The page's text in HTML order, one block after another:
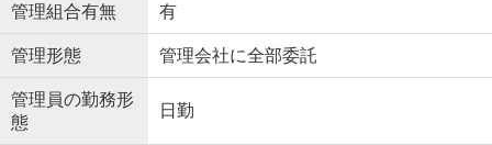
管理組合有無 有
管理形態 管理会社に全部委託
管理員の勤務形
態
日勤